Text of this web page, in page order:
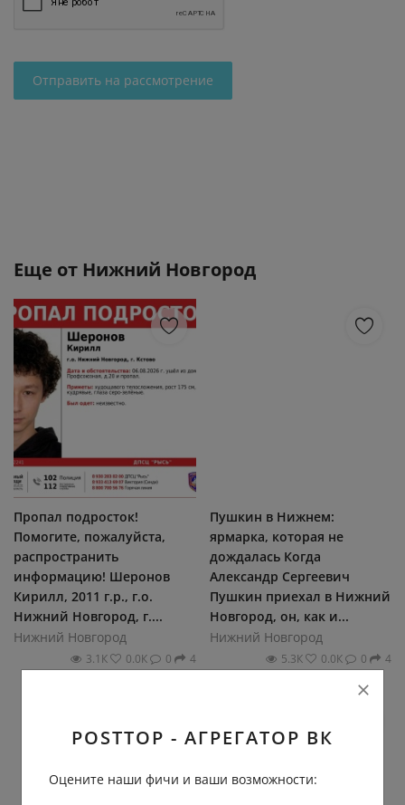
Отправить на рассмотрение
Еще от Нижний Новгород
Пропал подросток!
Помогите, пожалуйста,
распространить
информацию! Шеронов
Кирилл, 2011 г.р., г.о.
Нижний Новгород, г....
Нижний Новгород
3.1К 0.0К 0 4
Пушкин в Нижнем:
ярмарка, которая не
дождалась Когда
Александр Сергеевич
Пушкин приехал в Нижний
Новгород, он, как и...
Нижний Новгород
5.3К 0.0К 0 4
POSTTOP - АГРЕГАТОР ВК
Оцените наши фичи и ваши возможности: